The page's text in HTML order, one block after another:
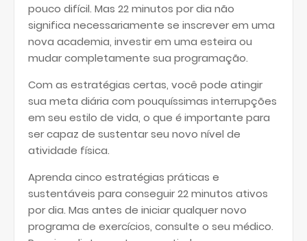
pouco difícil. Mas 22 minutos por dia não
significa necessariamente se inscrever em uma
nova academia, investir em uma esteira ou
mudar completamente sua programação.
Com as estratégias certas, você pode atingir
sua meta diária com pouquíssimas interrupções
em seu estilo de vida, o que é importante para
ser capaz de sustentar seu novo nível de
atividade física.
Aprenda cinco estratégias práticas e
sustentáveis para conseguir 22 minutos ativos
por dia. Mas antes de iniciar qualquer novo
programa de exercícios, consulte o seu médico.